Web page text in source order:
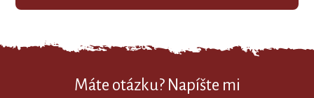
Máte otázku? Napíšte mi